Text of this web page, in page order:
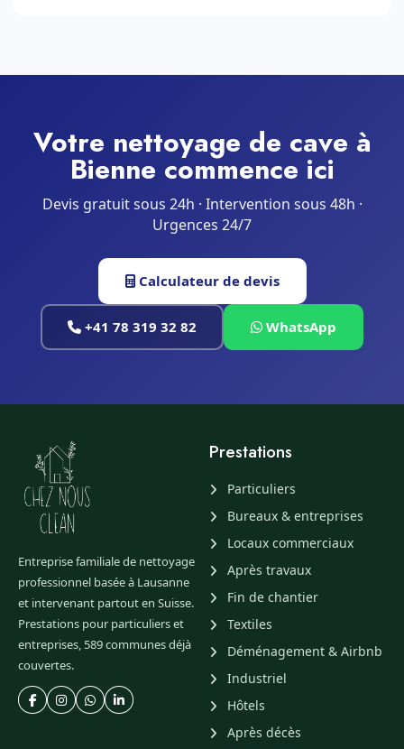
Votre nettoyage de cave à
Bienne commence ici
Devis gratuit sous 24h · Intervention sous 48h ·
Urgences 24/7
Calculateur de devis
+41 78 319 32 82 WhatsApp
Entreprise familiale de nettoyage
professionnel basée à Lausanne
et intervenant partout en Suisse.
Prestations pour particuliers et
entreprises, 589 communes déjà
couvertes.
Prestations
Particuliers
Bureaux & entreprises
Locaux commerciaux
Après travaux
Fin de chantier
Textiles
Déménagement & Airbnb
Industriel
Hôtels
Après décès